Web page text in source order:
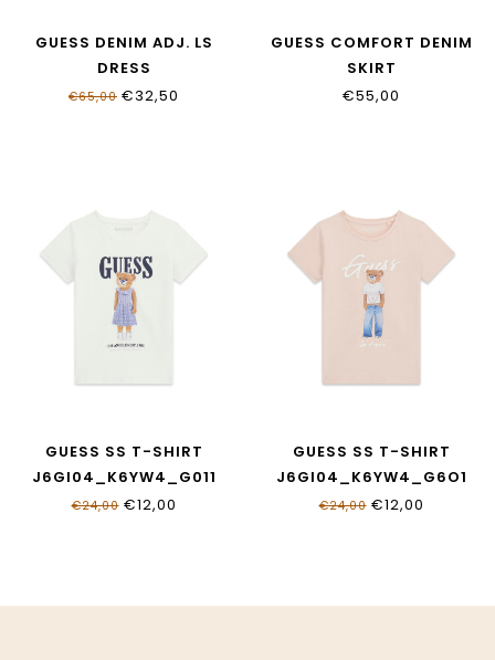
GUESS DENIM ADJ. LS
DRESS
K6RK03_D4EU0_EHBW
€65,00 €32,50
GUESS COMFORT DENIM
SKIRT
J6GD33_D8260_NSET
€55,00
GUESS SS T-SHIRT
J6GI04_K6YW4_G011
€24,00€12,00
GUESS SS T-SHIRT
J6GI04_K6YW4_G6O1
€24,00€12,00